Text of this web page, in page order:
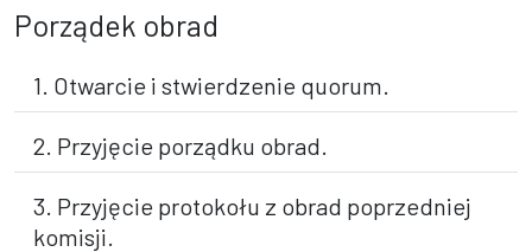
Porządek obrad
1. Otwarcie i stwierdzenie quorum.
2. Przyjęcie porządku obrad.
3. Przyjęcie protokołu z obrad poprzedniej
komisji.